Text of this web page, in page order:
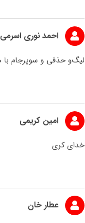
احمد نوری اسرمی
لیگ‌و حذفی و سوپرجام
امین کریمی
خدای کری
عطار خان